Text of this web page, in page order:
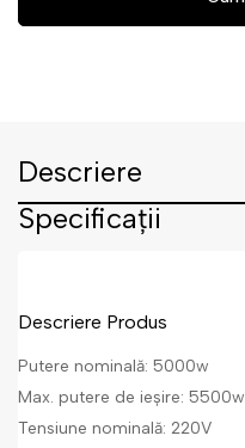
Descriere
Specificații
Descriere Produs
Putere nominală: 5000w
Max. putere de ieșire: 5500w
Tensiune nominală: 220V